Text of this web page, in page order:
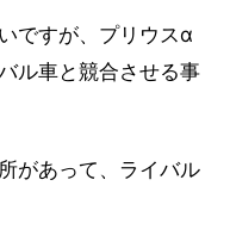
ですが、プリウスα
ル車と競合させる事
があって、ライバル